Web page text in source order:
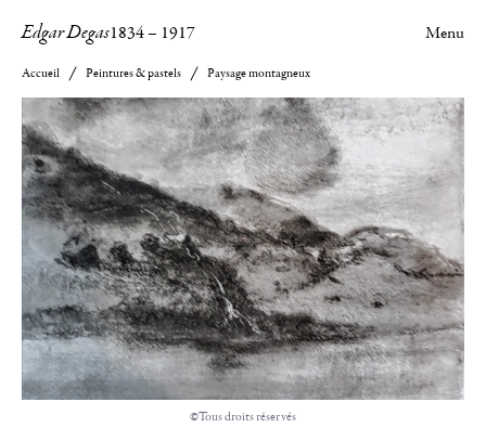
Edgar Degas1834– 1917 Menu
Accueil Peintures & pastels Paysage montagneux
©Tous droits réservés